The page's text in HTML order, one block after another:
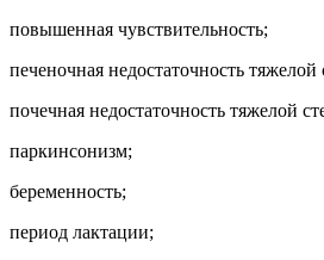
повышенная чувствительность;
печеночная недостаточность тяжелой
почечная недостаточность тяжелой
паркинсонизм;
беременность;
период лактации;